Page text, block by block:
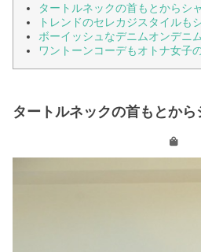
タートルネックの首もとからシ
トレンドのセレカジスタイルも
ボーイッシュなデニムオンデニ
ワントーンコーデもオトナ女子
タートルネックの首もとから